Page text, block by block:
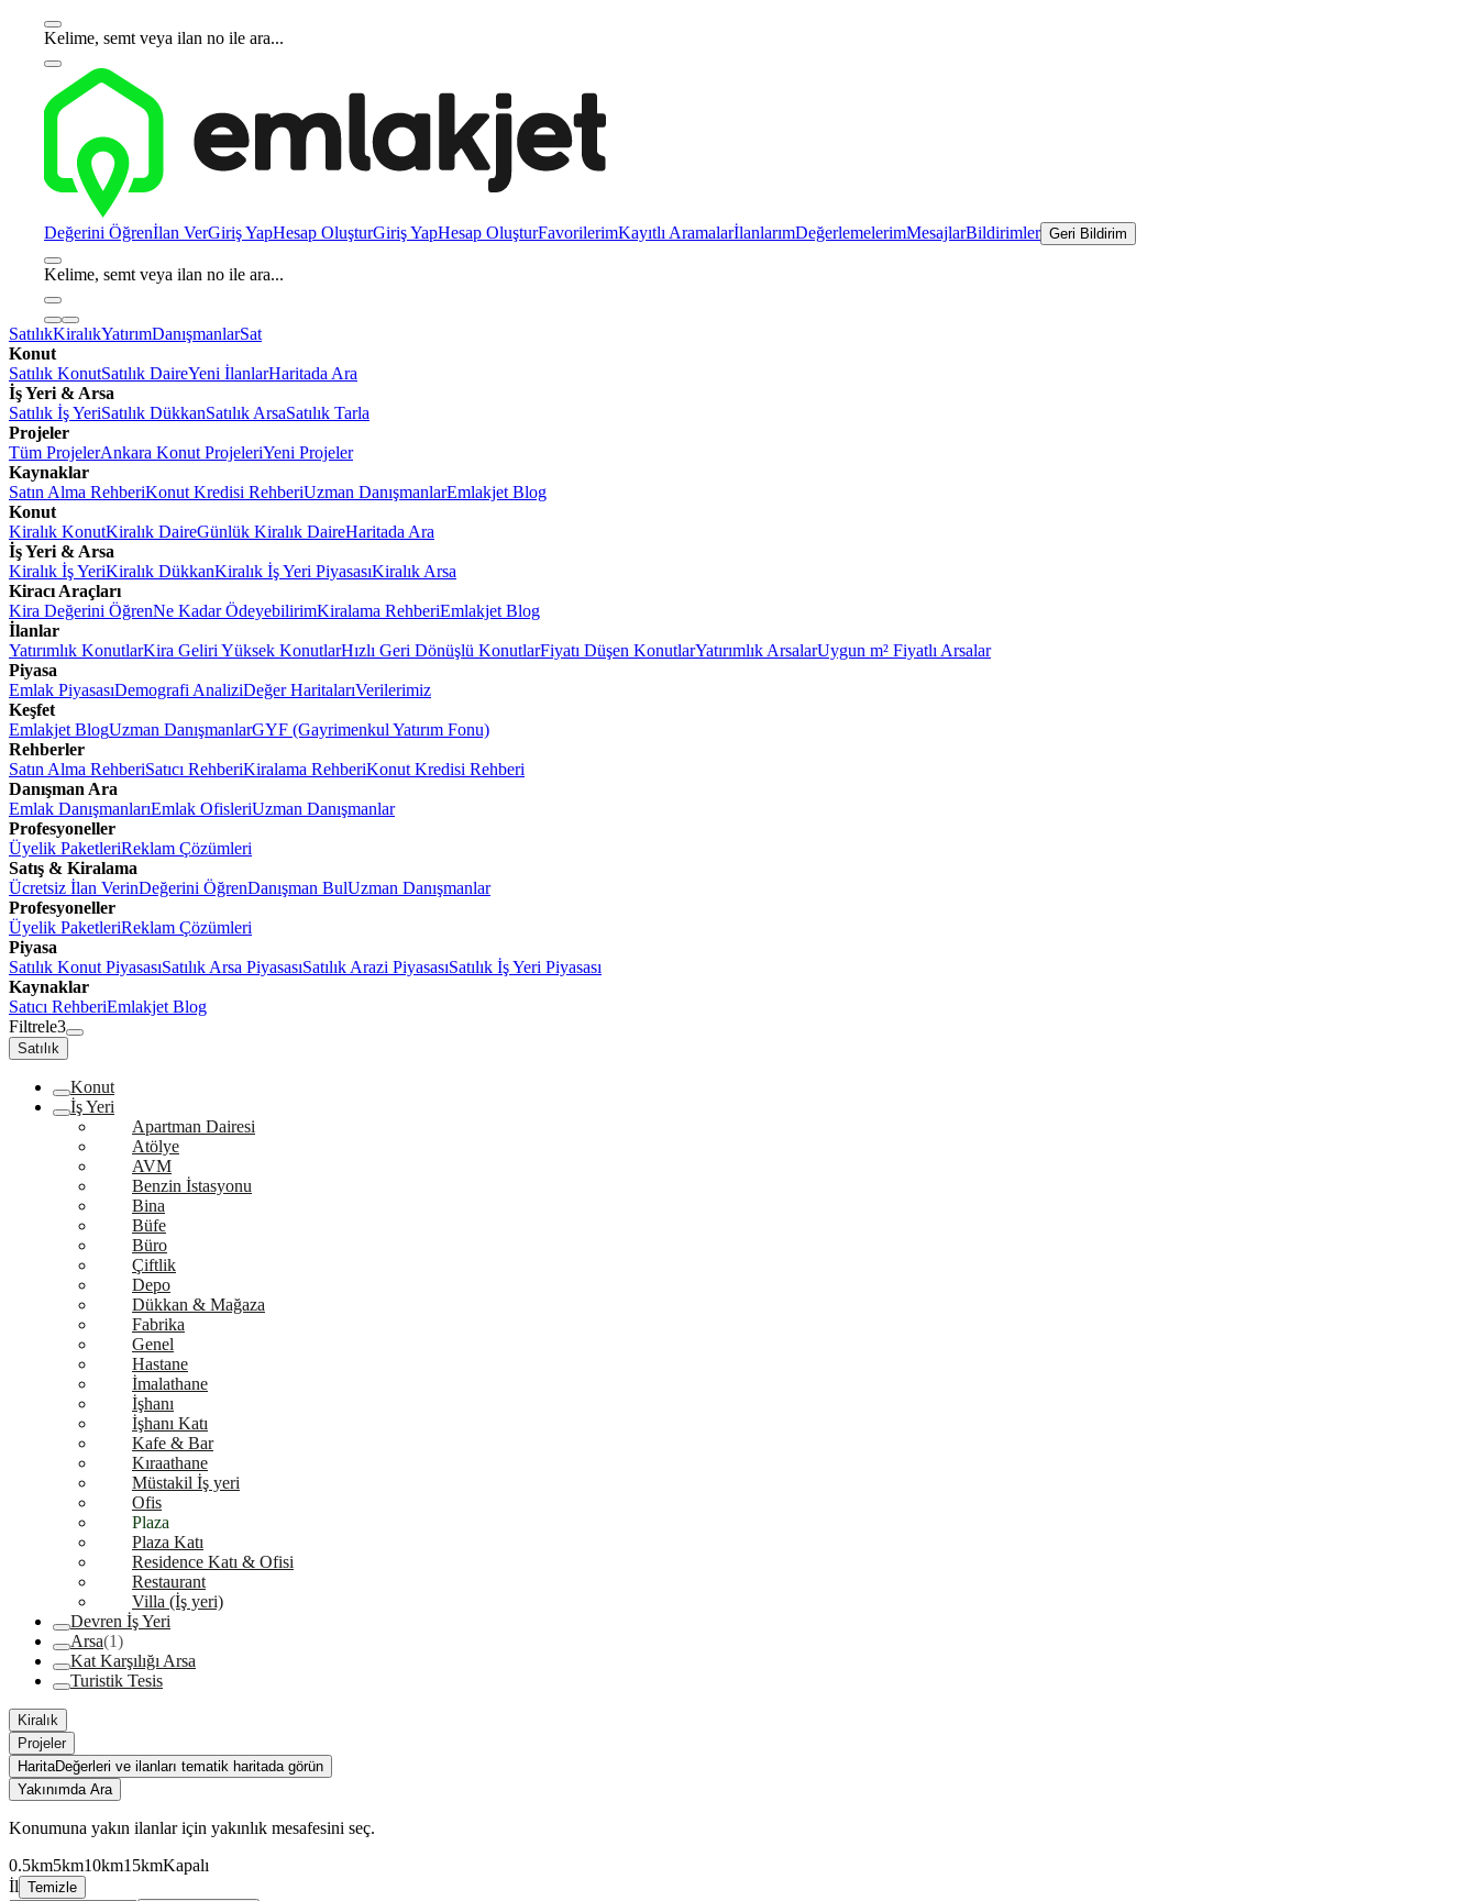
Kelime, semt veya ilan no ile ara...
Değerini Öğrenİlan VerGiriş YapHesap OluşturGiriş YapHesap OluşturFavorilerimKayıtlı AramalarİlanlarımDeğerlemelerimMesajlarBildirimler Geri Bildirim
Kelime, semt veya ilan no ile ara...
SatılıkKiralıkYatırımDanışmanlarSat
Konut
Satılık KonutSatılık DaireYeni İlanlarHaritada Ara
İş Yeri & Arsa
Satılık İş YeriSatılık DükkanSatılık ArsaSatılık Tarla
Projeler
Tüm ProjelerAnkara Konut ProjeleriYeni Projeler
Kaynaklar
Satın Alma RehberiKonut Kredisi RehberiUzman DanışmanlarEmlakjet Blog
Konut
Kiralık KonutKiralık DaireGünlük Kiralık DaireHaritada Ara
İş Yeri & Arsa
Kiralık İş YeriKiralık DükkanKiralık İş Yeri PiyasasıKiralık Arsa
Kiracı Araçları
Kira Değerini ÖğrenNe Kadar ÖdeyebilirimKiralama RehberiEmlakjet Blog
İlanlar
Yatırımlık KonutlarKira Geliri Yüksek KonutlarHızlı Geri Dönüşlü KonutlarFiyatı Düşen KonutlarYatırımlık ArsalarUygun m² Fiyatlı Arsalar
Piyasa
Emlak PiyasasıDemografi AnaliziDeğer HaritalarıVerilerimiz
Keşfet
Emlakjet BlogUzman DanışmanlarGYF (Gayrimenkul Yatırım Fonu)
Rehberler
Satın Alma RehberiSatıcı RehberiKiralama RehberiKonut Kredisi Rehberi
Danışman Ara
Emlak DanışmanlarıEmlak OfisleriUzman Danışmanlar
Profesyoneller
Üyelik PaketleriReklam Çözümleri
Satış & Kiralama
Ücretsiz İlan VerinDeğerini ÖğrenDanışman BulUzman Danışmanlar
Profesyoneller
Üyelik PaketleriReklam Çözümleri
Piyasa
Satılık Konut PiyasasıSatılık Arsa PiyasasıSatılık Arazi PiyasasıSatılık İş Yeri Piyasası
Kaynaklar
Satıcı RehberiEmlakjet Blog
Filtrele3
Satılık
Konut
İş Yeri
Apartman Dairesi
Atölye
AVM
Benzin İstasyonu
Bina
Büfe
Büro
Çiftlik
Depo
Dükkan & Mağaza
Fabrika
Genel
Hastane
İmalathane
İşhanı
İşhanı Katı
Kafe & Bar
Kıraathane
Müstakil İş yeri
Ofis
Plaza
Plaza Katı
Residence Katı & Ofisi
Restaurant
Villa (İş yeri)
Devren İş Yeri
Arsa(1)
Kat Karşılığı Arsa
Turistik Tesis
Kiralık
Projeler
HaritaDeğerleri ve ilanları tematik haritada görün
Yakınımda Ara
Konumuna yakın ilanlar için yakınlık mesafesini seç.
0.5km5km10km15kmKapalı
İl Temizle